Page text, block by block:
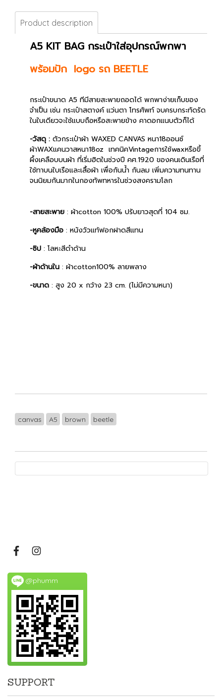
Product description
A5 KIT BAG กระเป๋าใส่อุปกรณ์พกพา
พร้อมปัก logo รถ BEETLE
กระเป๋าขนาด A5 ทีมีสายสะพายถอดได้ พกพาง่ายเก็บของ
จำเป็น เช่น กระเป๋าสตางค์ แว่นตา โทรศัพท์ จบครบกระทัดรัด
ในใบเดียวจะใช้แบบถือหรือสะพายข้าง คาดอกแนบตัวก็ได้
-วัสดุ : ตัวกระเป๋าผ้า WAXED CANVAS หนา18ออนซ์
ผ้าWAXแคนวาสหนา18oz เทคนิคVintageการใช้waxหรือขี้
ผึ้งเคลือบบนผ้า ที่เริ่มฮิตในช่วงปี คศ.1920 ของคนเดินเรือที่
ใช้ทาบนใบเรือและเสื้อผ้า เพื่อกันน้ำ กันลม เพิ่มความทนทาน
จนนิยมกันมากในกองทัพทหารในช่วงสงครามโลก
-สายสะพาย : ผ้าcotton 100% ปรับยาวสุดที่ 104 ซม.
-หูคล้องมือ : หนังวัวแท้ฟอกฝาดสีแทน
-ซิป : โลหะสีดำด้าน
-ผ้าด้านใน : ผ้าcotton100% ลายพลาง
-ขนาด : สูง 20 x กว้าง 23 cm. (ไม่มีความหนา)
canvas A5 brown beetle
@phumm
SUPPORT